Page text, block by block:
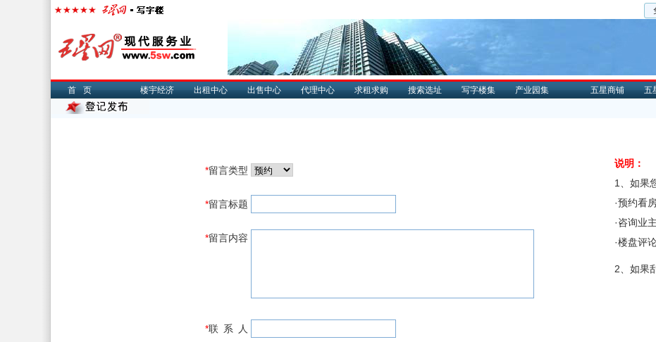
首页 楼宇经济 出租中心 出售中心 代理中心 求租求购 搜索选址 写字楼集 产业园集 五星商铺 五
*留言类型
*留言标题
*留言内容
*联 系 人
说明：
1、如果
·预约看
·咨询业主
·楼盘评
2、如果